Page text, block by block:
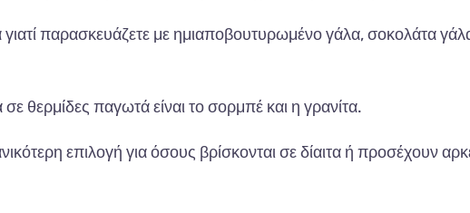
παρασκευάζετε με ημιαποβουτυρωμένο γάλα, σοκολάτα
σε θερμίδες παγωτά είναι το σορμπέ και η γρανίτα.
επιλογή για όσους βρίσκονται σε δίαιτα ή προσέχουν